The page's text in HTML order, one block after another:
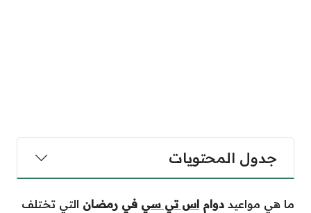
جدول المحتويات
ما هي مواعيد دوام اس تي سي في رمضان التي تختلف